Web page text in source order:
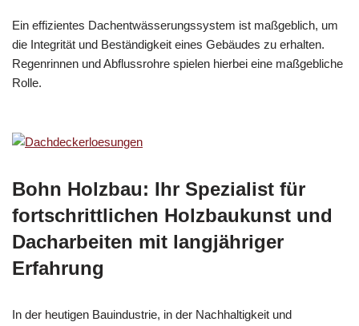
Ein effizientes Dachentwässerungssystem ist maßgeblich, um
die Integrität und Beständigkeit eines Gebäudes zu erhalten.
Regenrinnen und Abflussrohre spielen hierbei eine maßgebliche
Rolle.
Bohn Holzbau: Ihr Spezialist für
fortschrittlichen Holzbaukunst und
Dacharbeiten mit langjähriger
Erfahrung
In der heutigen Bauindustrie, in der Nachhaltigkeit und